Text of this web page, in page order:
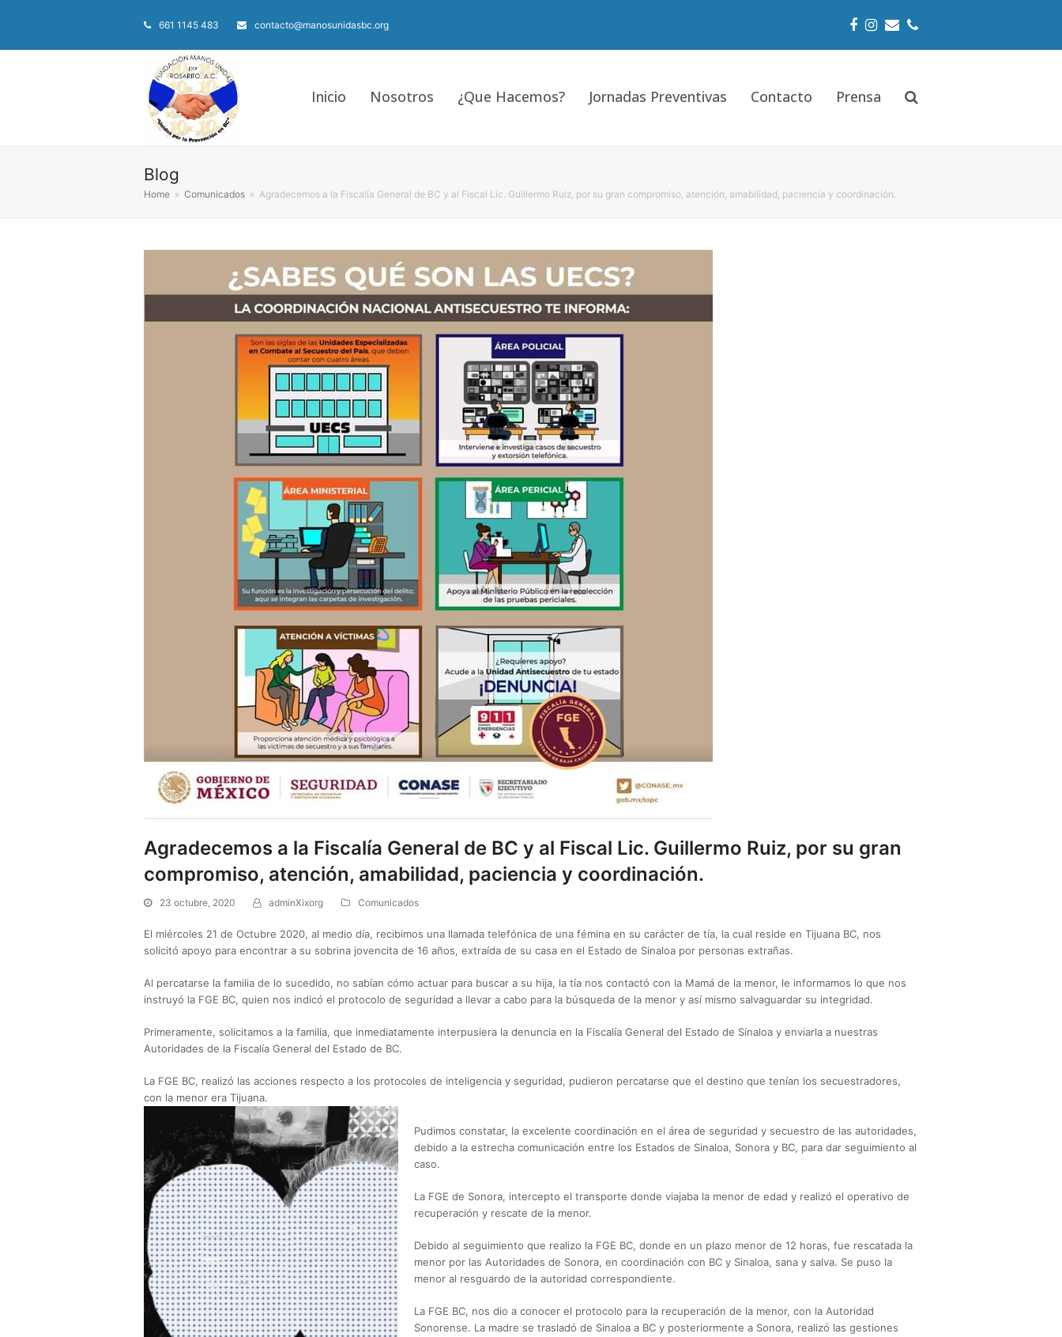
661 1145 483 contacto@manosunidasbc.org Facebook
Instagram
EmailPhone
Inicio Nosotros ¿Que Hacemos? Jornadas Preventivas Contacto Prensa
Blog
Home » Comunicados » Agradecemos a la Fiscalía General de BC y al Fiscal Lic. Guillermo Ruiz, por su gran compromiso, atención, amabilidad, paciencia y coordinación.
Agradecemos a la Fiscalía General de BC y al Fiscal Lic. Guillermo Ruiz, por su gran
compromiso, atención, amabilidad, paciencia y coordinación.
23 octubre, 2020 adminXixorg Comunicados
El miércoles 21 de Octubre 2020, al medio día, recibimos una llamada telefónica de una fémina en su carácter de tía, la cual reside en Tijuana BC, nos
solicitó apoyo para encontrar a su sobrina jovencita de 16 años, extraída de su casa en el Estado de Sinaloa por personas extrañas.
Al percatarse la familia de lo sucedido, no sabían cómo actuar para buscar a su hija, la tía nos contactó con la Mamá de la menor, le informamos lo que nos
instruyó la FGE BC, quien nos indicó el protocolo de seguridad a llevar a cabo para la búsqueda de la menor y así mismo salvaguardar su integridad.
Primeramente, solicitamos a la familia, que inmediatamente interpusiera la denuncia en la Fiscalía General del Estado de Sinaloa y enviarla a nuestras
Autoridades de la Fiscalía General del Estado de BC.
La FGE BC, realizó las acciones respecto a los protocoles de inteligencia y seguridad, pudieron percatarse que el destino que tenían los secuestradores,
con la menor era Tijuana.
Pudimos constatar, la excelente coordinación en el área de seguridad y secuestro de las autoridades,
debido a la estrecha comunicación entre los Estados de Sinaloa, Sonora y BC, para dar seguimiento al
caso.
La FGE de Sonora, intercepto el transporte donde viajaba la menor de edad y realizó el operativo de
recuperación y rescate de la menor.
Debido al seguimiento que realizo la FGE BC, donde en un plazo menor de 12 horas, fue rescatada la
menor por las Autoridades de Sonora, en coordinación con BC y Sinaloa, sana y salva. Se puso la
menor al resguardo de la autoridad correspondiente.
La FGE BC, nos dio a conocer el protocolo para la recuperación de la menor, con la Autoridad
Sonorense. La madre se trasladó de Sinaloa a BC y posteriormente a Sonora, realizó las gestiones